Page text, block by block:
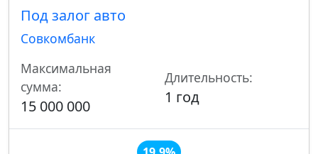
Под залог авто
Совкомбанк
Максимальная
сумма:
15 000 000
Длительность:
1 год